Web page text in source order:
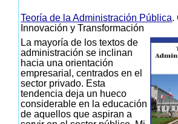
Teoría de la Administración Pública.
Innovación y Transformación
La mayoría de los textos de
administración se inclinan
hacia una orientación
empresarial, centrados en el
sector privado. Esta
tendencia deja un hueco
considerable en la educación
de aquellos que aspiran a